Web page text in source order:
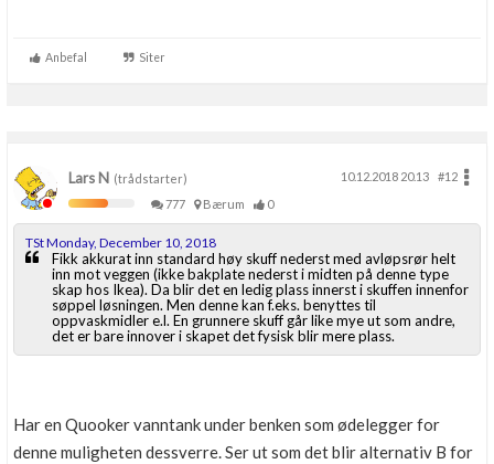
Anbefal Siter
Lars N (trådstarter) 10.12.2018 20.13
#12
777
Bærum 0
TSt Monday, December 10, 2018
Fikk akkurat inn standard høy skuff nederst med avløpsrør helt
inn mot veggen (ikke bakplate nederst i midten på denne type
skap hos Ikea). Da blir det en ledig plass innerst i skuffen innenfor
søppel løsningen. Men denne kan f.eks. benyttes til
oppvaskmidler e.l. En grunnere skuff går like mye ut som andre,
det er bare innover i skapet det fysisk blir mere plass.
Har en Quooker vanntank under benken som ødelegger for
denne muligheten dessverre. Ser ut som det blir alternativ B for